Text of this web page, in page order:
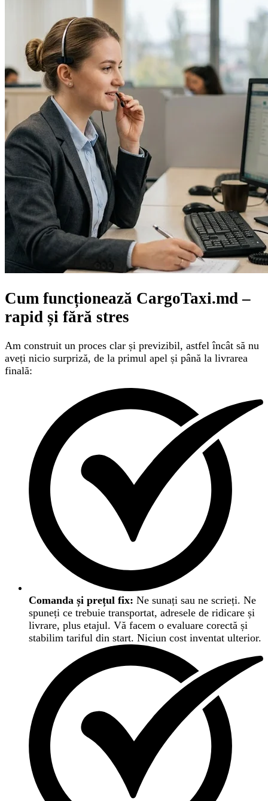
Cum funcționează CargoTaxi.md –
rapid și fără stres
Am construit un proces clar și previzibil, astfel încât să nu
aveți nicio surpriză, de la primul apel și până la livrarea
finală:
Comanda și prețul fix: Ne sunați sau ne scrieți. Ne
spuneți ce trebuie transportat, adresele de ridicare și
livrare, plus etajul. Vă facem o evaluare corectă și
stabilim tariful din start. Niciun cost inventat ulterior.